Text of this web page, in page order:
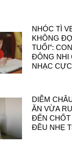
NHÓC TÌ
KHÔNG
TUỔI”:
ĐÔNG NHI
NHẠC
DIỄM
ĂN VỪA
ĐẾN
ĐỀU NHẸ